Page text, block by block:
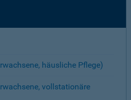
häusliche Pflege)
vollstationäre